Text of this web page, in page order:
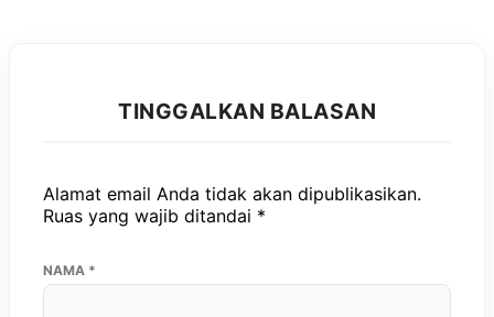
TINGGALKAN BALASAN
Alamat email Anda tidak akan dipublikasikan.
Ruas yang wajib ditandai *
NAMA *